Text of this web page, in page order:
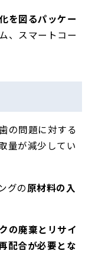
を図るパッケー
、スマートコー
の問題に対する
量が減少してい
グの原材料の入
の廃棄とリサイ
配合が必要とな